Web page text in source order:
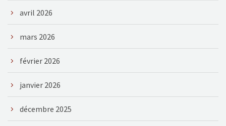
avril 2026
mars 2026
février 2026
janvier 2026
décembre 2025